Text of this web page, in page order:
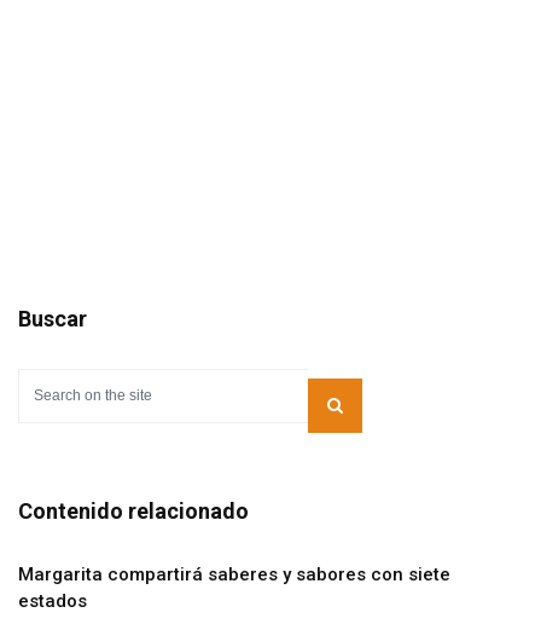
Buscar
Contenido relacionado
Margarita compartirá saberes y sabores con siete
estados